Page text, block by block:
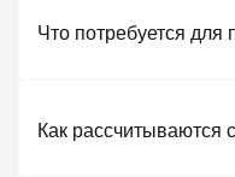
Что потребуется для
Как рассчитываются